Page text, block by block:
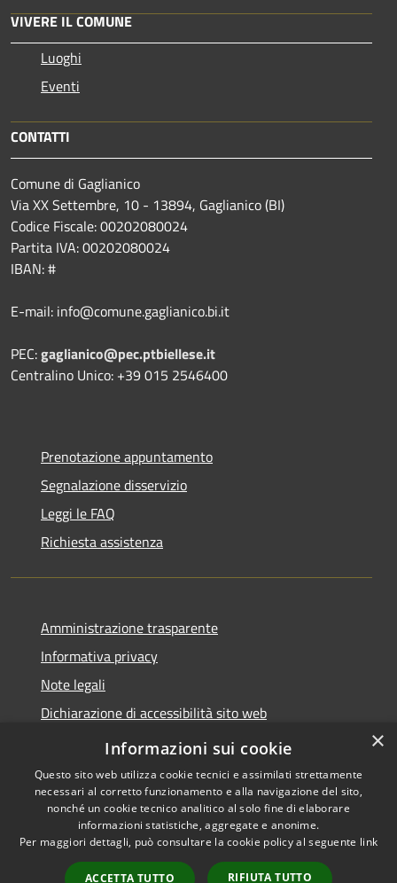
VIVERE IL COMUNE
Luoghi
Eventi
CONTATTI
Comune di Gaglianico
Via XX Settembre, 10 - 13894, Gaglianico (BI)
Codice Fiscale: 00202080024
Partita IVA: 00202080024
IBAN: #
E-mail: info@comune.gaglianico.bi.it
PEC:gaglianico@pec.ptbiellese.it
Centralino Unico: +39 015 2546400
Prenotazione appuntamento
Segnalazione disservizio
Leggi le FAQ
Richiesta assistenza
Amministrazione trasparente
Informativa privacy
Note legali
Dichiarazione di accessibilità sito web
WhistleblowingPA
Accessibilità
Copyright © 2026 • Comune di
Gaglianico • Powered by
Municipium• Accesso
×
Informazioni sui cookie
Questo sito web utilizza cookie tecnici e assimilati strettamente
necessari al corretto funzionamento e alla navigazione del sito,
nonché un cookie tecnico analitico al solo fine di elaborare
informazioni statistiche, aggregate e anonime.
Per maggiori dettagli, può consultare la cookie policy al seguente link
ACCETTA TUTTO RIFIUTA TUTTO